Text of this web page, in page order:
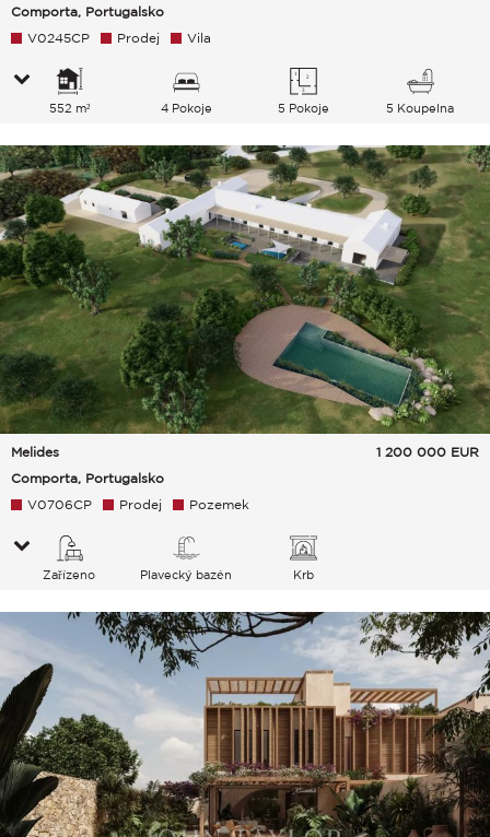
Comporta, Portugalsko
V0245CP Prodej Vila
552 m² 4 Pokoje 5 Pokoje 5 Koupelna
Melides
Comporta, Portugalsko
1 200 000 EUR
V0706CP Prodej Pozemek
Zařízeno Plavecký bazén Krb